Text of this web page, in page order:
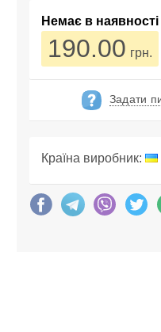
Немає в наявності
190.00 грн.
Задати
Країна виробник: